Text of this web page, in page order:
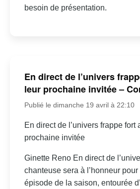
besoin de présentation.
En direct de l’univers
leur prochaine invitée –
Publié le dimanche 19 avril à 22:10
En direct de l’univers frappe fort
prochaine invitée
Ginette Reno En direct de
chanteuse sera à l’honneur
épisode de la saison, entourée